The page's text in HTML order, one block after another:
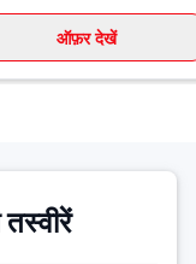
ऑफ़र देखें